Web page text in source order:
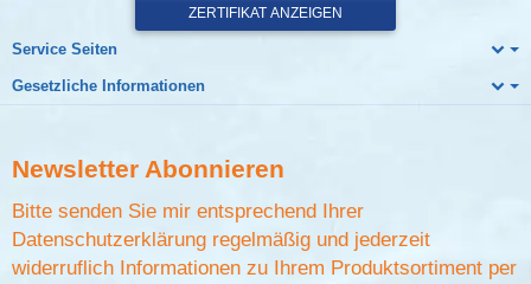
Service Seiten
Gesetzliche Informationen
Newsletter Abonnieren
Bitte senden Sie mir entsprechend Ihrer
Datenschutzerklärung regelmäßig und jederzeit
widerruflich Informationen zu Ihrem Produktsortiment per